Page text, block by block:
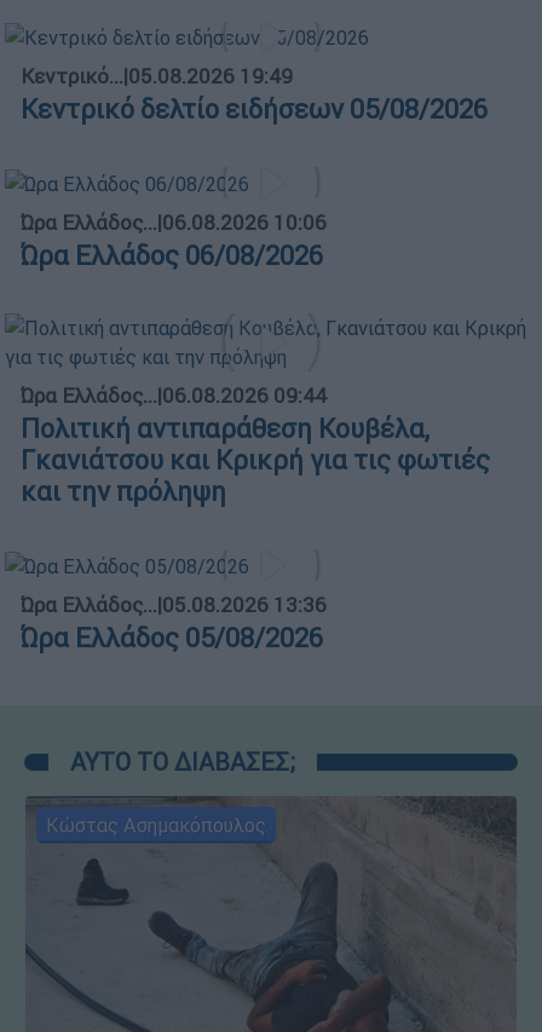
Κεντρικό...|05.08.2026 19:49
Κεντρικό δελτίο ειδήσεων 05/08/2026
Ώρα Ελλάδος...|06.08.2026 10:06
Ώρα Ελλάδος 06/08/2026
Ώρα Ελλάδος...|06.08.2026 09:44
Πολιτική αντιπαράθεση Κουβέλα,
Γκανιάτσου και Κρικρή για τις φωτιές
και την πρόληψη
Ώρα Ελλάδος...|05.08.2026 13:36
Ώρα Ελλάδος 05/08/2026
ΑΥΤΟ ΤΟ ΔΙΑΒΑΣΕΣ;
Κώστας Ασημακόπουλος